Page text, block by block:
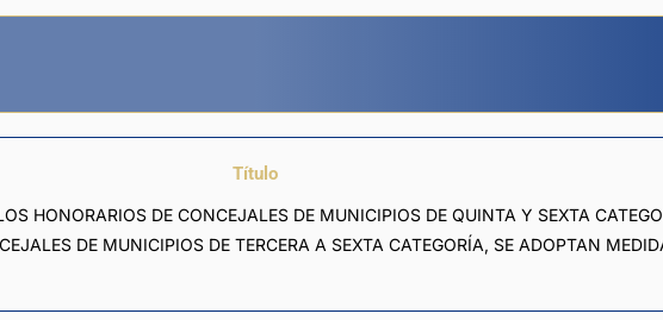
Título
HONORARIOS DE CONCEJALES DE MUNICIPIOS DE QUINTA Y SEXTA
DE MUNICIPIOS DE TERCERA A SEXTA CATEGORÍA, SE ADOPTAN